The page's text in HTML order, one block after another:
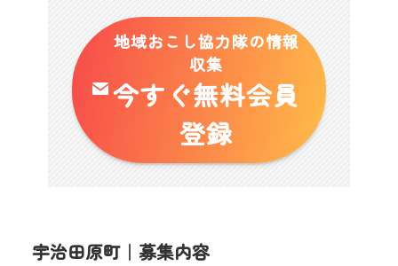
地域おこし協力隊の情報
収集
今すぐ無料会員
登録
宇治田原町｜募集内容